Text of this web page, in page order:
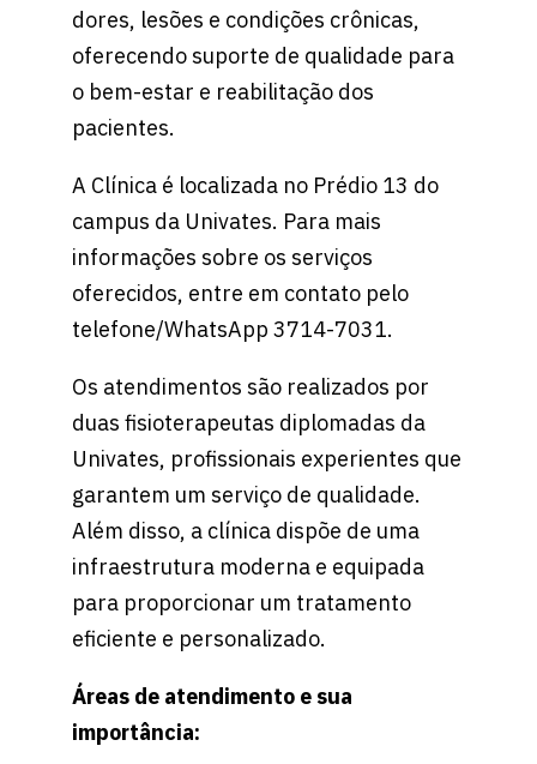
dores, lesões e condições crônicas,
oferecendo suporte de qualidade para
o bem-estar e reabilitação dos
pacientes.
A Clínica é localizada no Prédio 13 do
campus da Univates. Para mais
informações sobre os serviços
oferecidos, entre em contato pelo
telefone/WhatsApp 3714-7031.
Os atendimentos são realizados por
duas fisioterapeutas diplomadas da
Univates, profissionais experientes que
garantem um serviço de qualidade.
Além disso, a clínica dispõe de uma
infraestrutura moderna e equipada
para proporcionar um tratamento
eficiente e personalizado.
Áreas de atendimento e sua
importância: